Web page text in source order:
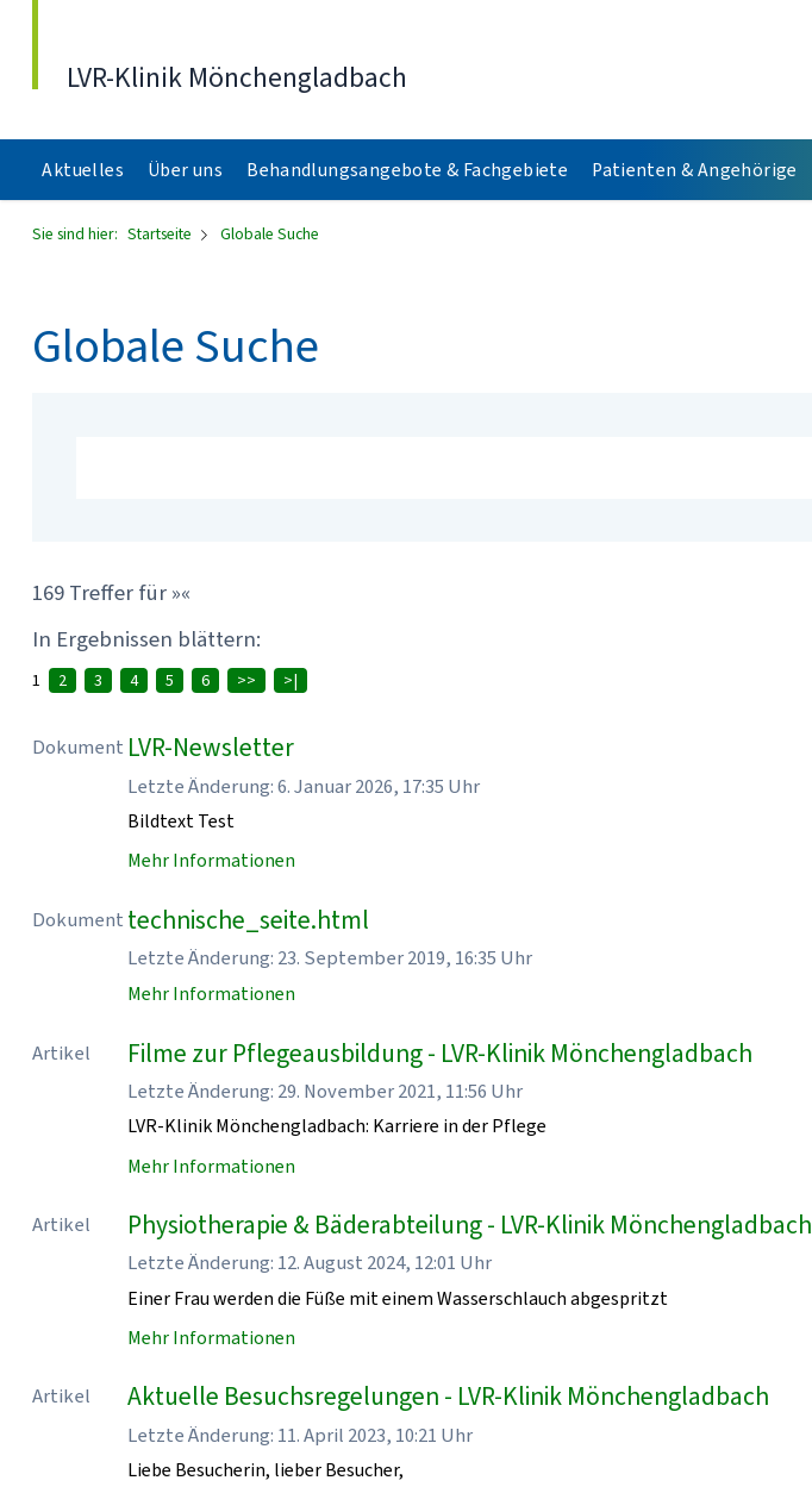
LVR-Klinik Mönchengladbach
Aktuelles Über uns Behandlungsangebote & Fachgebiete Patienten & Angehörige
Sie sind hier: Startseite Globale Suche
Globale Suche
169 Treffer für »«
In Ergebnissen blättern:
1 2 3 4 5 6 >> >|
Dokument LVR-Newsletter
Letzte Änderung: 6. Januar 2026, 17:35 Uhr
Bildtext Test
Mehr Informationen
Dokument technische_seite.html
Letzte Änderung: 23. September 2019, 16:35 Uhr
Mehr Informationen
Artikel Filme zur Pflegeausbildung - LVR-Klinik Mönchengladbach
Letzte Änderung: 29. November 2021, 11:56 Uhr
LVR-Klinik Mönchengladbach: Karriere in der Pflege
Mehr Informationen
Artikel Physiotherapie & Bäderabteilung - LVR-Klinik Mönchengladbach
Letzte Änderung: 12. August 2024, 12:01 Uhr
Einer Frau werden die Füße mit einem Wasserschlauch abgespritzt
Mehr Informationen
Artikel Aktuelle Besuchsregelungen - LVR-Klinik Mönchengladbach
Letzte Änderung: 11. April 2023, 10:21 Uhr
Liebe Besucherin, lieber Besucher,